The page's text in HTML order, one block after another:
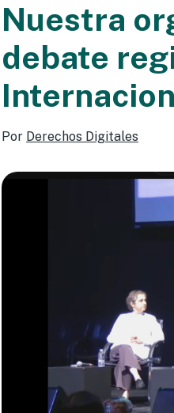
Nuestra
debate
Por Derechos Digitales